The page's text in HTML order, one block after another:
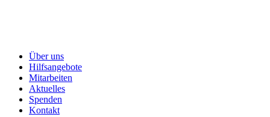
Über uns
Hilfsangebote
Mitarbeiten
Aktuelles
Spenden
Kontakt